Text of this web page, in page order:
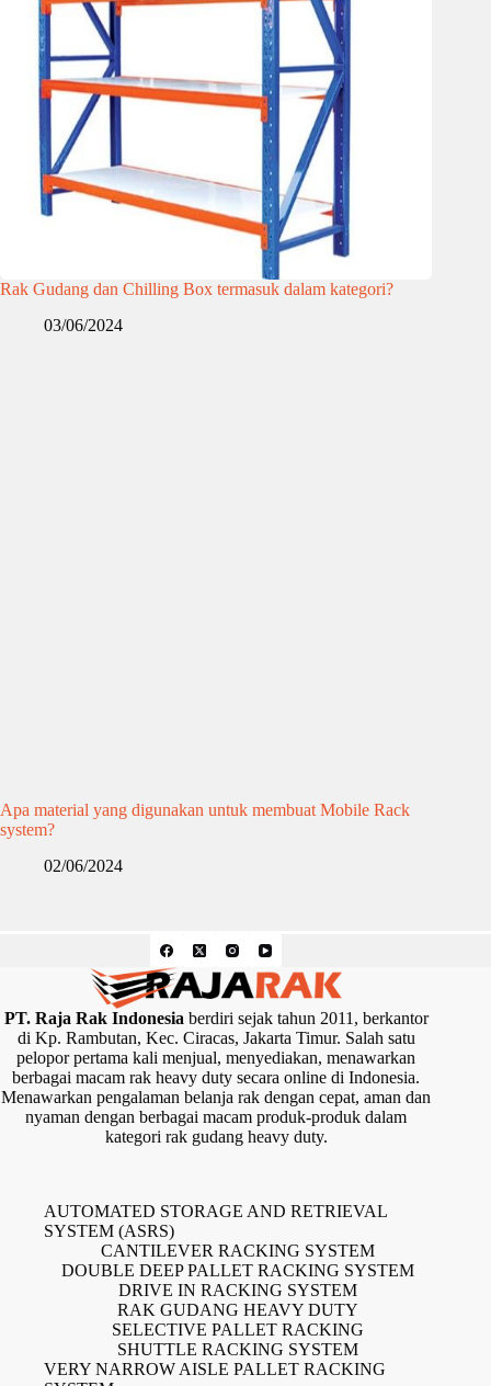
Rak Gudang dan Chilling Box termasuk dalam kategori?
03/06/2024
Apa material yang digunakan untuk membuat Mobile Rack
system?
02/06/2024
PT. Raja Rak Indonesiaberdiri sejak tahun 2011, berkantor
di Kp. Rambutan, Kec. Ciracas, Jakarta Timur. Salah satu
pelopor pertama kali menjual, menyediakan, menawarkan
berbagai macam rak heavy duty secara online di Indonesia.
Menawarkan pengalaman belanja rak dengan cepat, aman dan
nyaman dengan berbagai macam produk-produk dalam
kategori rak gudang heavy duty.
AUTOMATED STORAGE AND RETRIEVAL
SYSTEM (ASRS)
CANTILEVER RACKING SYSTEM
DOUBLE DEEP PALLET RACKING SYSTEM
DRIVE IN RACKING SYSTEM
RAK GUDANG HEAVY DUTY
SELECTIVE PALLET RACKING
SHUTTLE RACKING SYSTEM
VERY NARROW AISLE PALLET RACKING